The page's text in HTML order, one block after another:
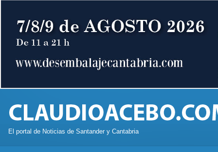
El portal de Noticias de Santander y Cantabria